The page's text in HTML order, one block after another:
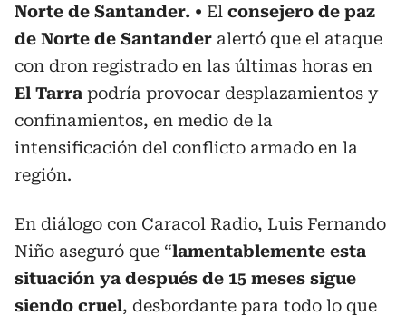
Norte de Santander. El consejero de paz
de Norte de Santander alertó que el ataque
con dron registrado en las últimas horas en
El Tarra podría provocar desplazamientos y
confinamientos, en medio de la
intensificación del conflicto armado en la
región.
En diálogo con Caracol Radio, Luis Fernando
Niño aseguró que “lamentablemente esta
situación ya después de 15 meses sigue
siendo cruel, desbordante para todo lo que